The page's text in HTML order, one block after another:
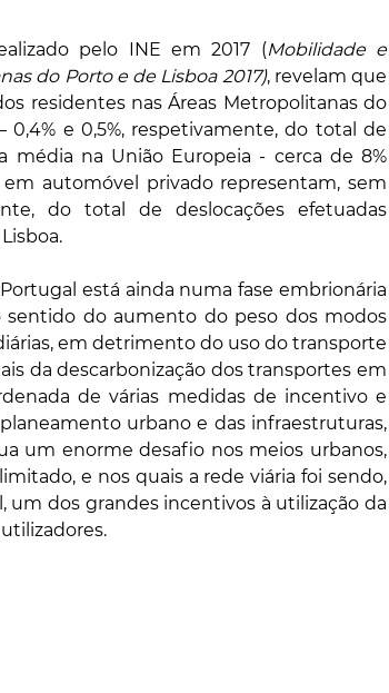
pelo INE em 2017 (Mobilidade e
do Porto e de Lisboa 2017), revelam que
residentes nas Áreas Metropolitanas do
e 0,5%, respetivamente, do total de
média na União Europeia - cerca de 8%
em automóvel privado representam, sem
do total de deslocações efetuadas
está ainda numa fase embrionária
do aumento do peso dos modos
em detrimento do uso do transporte
da descarbonização dos transportes em
de várias medidas de incentivo e
urbano e das infraestruturas,
um enorme desafio nos meios urbanos,
e nos quais a rede viária foi sendo,
um dos grandes incentivos à utilização da